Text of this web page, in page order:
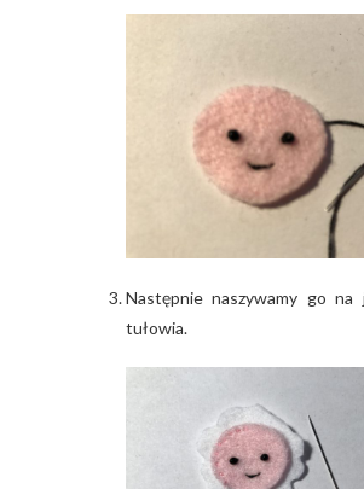
Następnie naszywamy go na
tułowia.